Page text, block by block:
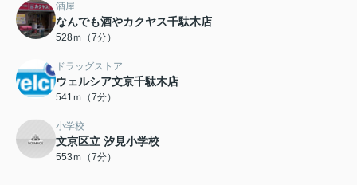
酒屋
なんでも酒やカクヤス千駄木店
528ｍ（7分）
ドラッグストア
ウェルシア文京千駄木店
541ｍ（7分）
小学校
文京区立 汐見小学校
553ｍ（7分）